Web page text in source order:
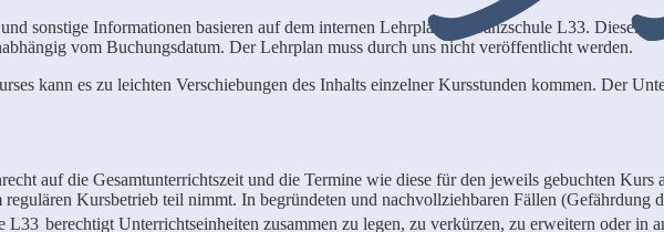
sonstige Informationen basieren auf dem internen Lehrplan der Tanzschule L33. Dieser
vom Buchungsdatum. Der Lehrplan muss durch uns nicht veröffentlicht werden.
kann es zu leichten Verschiebungen des Inhalts einzelner Kursstunden kommen. Der
auf die Gesamtunterrichtszeit und die Termine wie diese für den jeweils gebuchten Kurs
Kursbetrieb teil nimmt. In begründeten und nachvollziehbaren Fällen
L33 berechtigt Unterrichtseinheiten zusammen zu legen, zu verkürzen, zu erweitern oder